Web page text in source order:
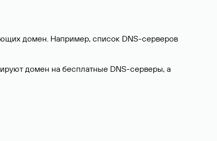
домен. Например, список DNS-серверов
домен на бесплатные DNS-серверы, а